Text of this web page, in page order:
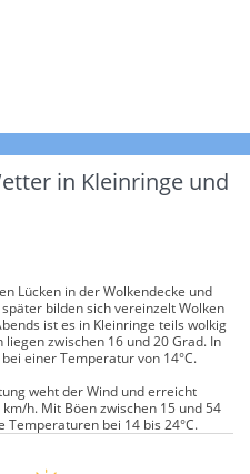
in Kleinringe und
Lücken in der Wolkendecke und
bilden sich vereinzelt Wolken
ist es in Kleinringe teils wolkig
zwischen 16 und 20 Grad. In
einer Temperatur von 14°C.
weht der Wind und erreicht
h. Mit Böen zwischen 15 und 54
Temperaturen bei 14 bis 24°C.